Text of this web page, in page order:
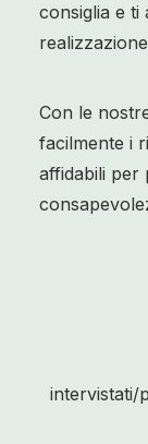
consiglia e ti
Con le
facilmente i
affidabili per
intervistati/